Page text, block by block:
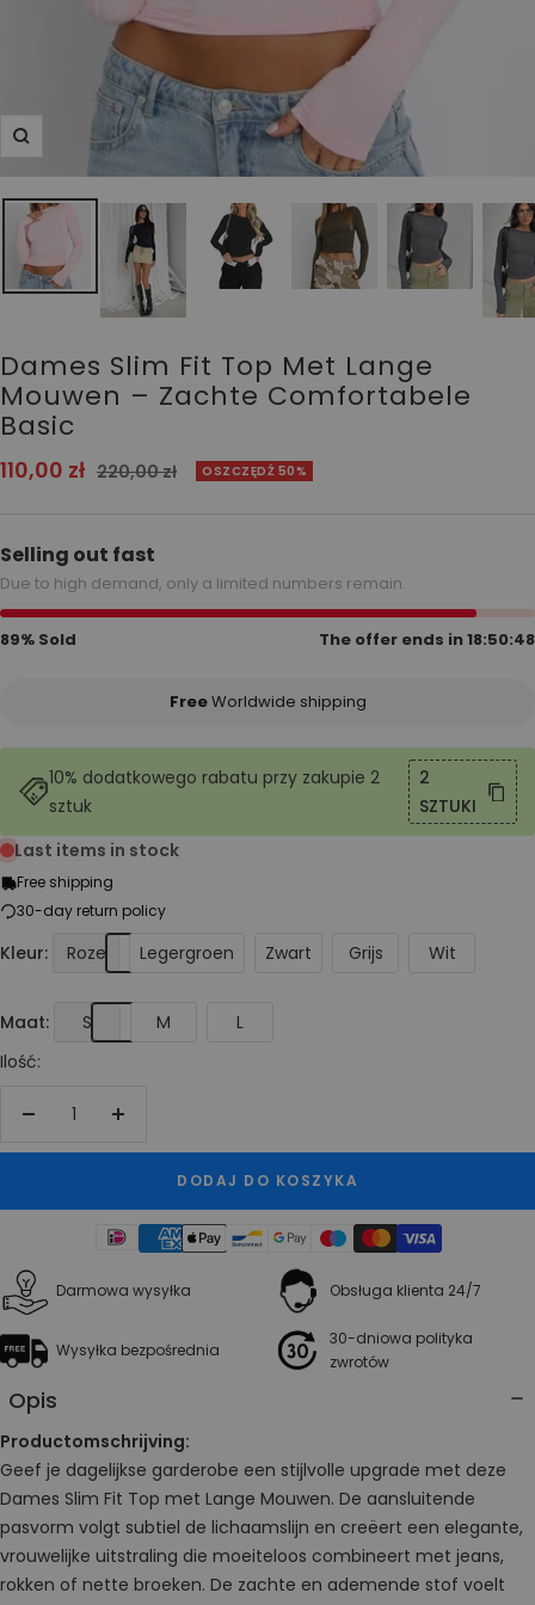
Powiększ
Dames Slim Fit Top Met Lange
Mouwen – Zachte Comfortabele
Basic
Cena
110,00 zł Cena
220,00 zł OSZCZĘDŹ 50%
Selling out fast
Due to high demand, only a limited numbers remain.
89% Sold The offer ends in18:50:48
FreeWorldwide shipping
10% dodatkowego rabatu przy zakupie 2
sztuk
2
SZTUKI
Last items in stock
Free shipping
30-day return policy
Kleur: Roze Legergroen Zwart Grijs Wit
Maat: S M
L
Ilość:
Zwiększ
ilość
Zmniejsz
ilość
DODAJ DO KOSZYKA
Darmowa wysyłka Obsługa klienta 24/7
Wysyłka bezpośrednia
30-dniowa polityka
zwrotów
Opis
Productomschrijving:
Geef je dagelijkse garderobe een stijlvolle upgrade met deze
Dames Slim Fit Top met Lange Mouwen. De aansluitende
pasvorm volgt subtiel de lichaamslijn en creëert een elegante,
vrouwelijke uitstraling die moeiteloos combineert met jeans,
rokken of nette broeken. De zachte en ademende stof voelt